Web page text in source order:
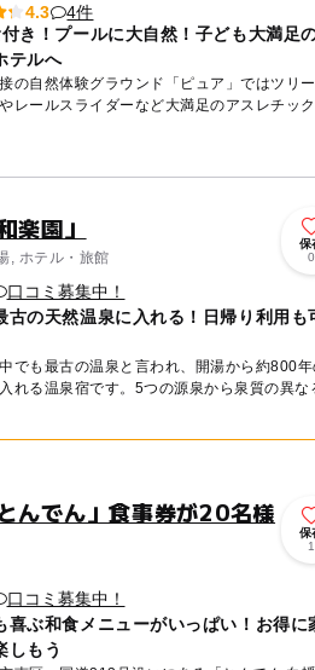
4.3
4件
き！プールに大自然！子ども大満足
テルへ
の自然体験グラウンド「ピュア」ではツリ
レールスライダーなど大満足のアスレチッ
楽園」
, ホテル・旅館
保
0
口コミ募集中！
古の天然温泉に入れる！日帰り利用も
でも最古の温泉と言われ、開湯から約800年
れる温泉宿です。5つの源泉から泉質の異な
浴槽があり、内湯はもちろん、知内の豊かな
んでん」食事券が20名様
保
1
口コミ募集中！
喜ぶ和食メニューがいっぱい！お得に
しもう